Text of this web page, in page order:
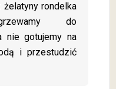
żelatyny rondelka
do
nie gotujemy na
i przestudzić